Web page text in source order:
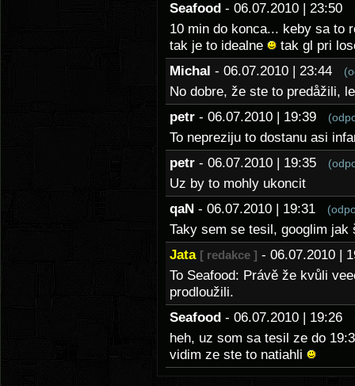
Seafood - 06.07.2010 | 23:50
10 min do konca... keby sa to
tak je to idealne
tak gl pri
Michal - 06.07.2010 | 23:44
No dobre, že ste to predåžili,
petr - 06.07.2010 | 19:39
To nepreziju to dostanu asi
petr - 06.07.2010 | 19:35
Uz by to mohly ukoncit
qaN - 06.07.2010 | 19:31
Taky sem se tesil, googlim
Jata [ redakce ] - 06.07.2010 |
To Seafood: Právě že kvůli
prodloužili.
Seafood - 06.07.2010 | 19:26
heh, uz som sa tesil ze do
vidim ze ste to natiahli